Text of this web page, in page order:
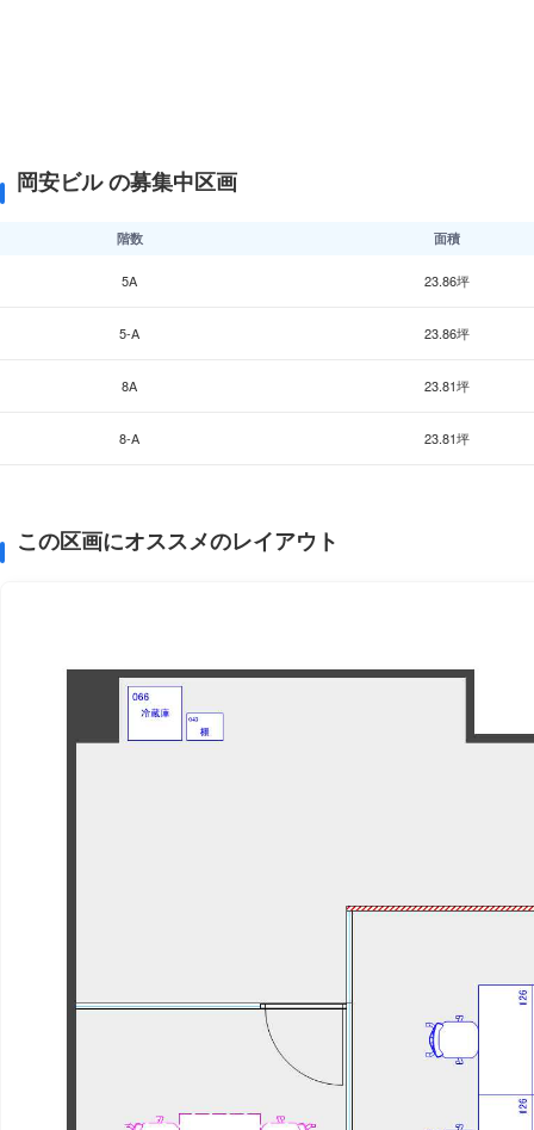
岡安ビル の募集中区画
階数 面積
5A 23.86坪
5-A 23.86坪
8A 23.81坪
8-A 23.81坪
この区画にオススメのレイアウト